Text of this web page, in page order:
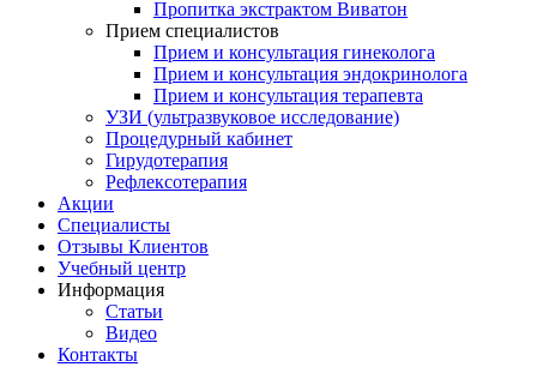
Пропитка экстрактом Виватон
Прием специалистов
Прием и консультация гинеколога
Прием и консультация эндокринолога
Прием и консультация терапевта
УЗИ (ультразвуковое исследование)
Процедурный кабинет
Гирудотерапия
Рефлексотерапия
Акции
Специалисты
Отзывы Клиентов
Учебный центр
Информация
Статьи
Видео
Контакты